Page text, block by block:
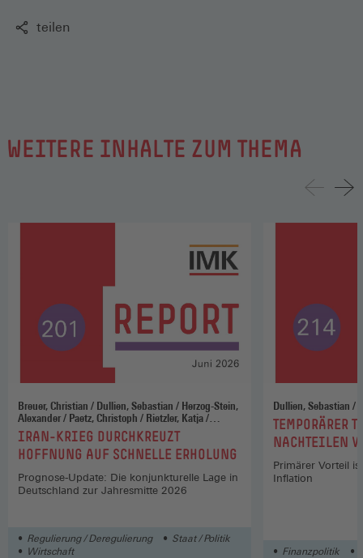
teilen
WEITERE INHALTE ZUM THEMA
Breuer, Christian / Dullien, Sebastian / Herzog-Stein,
Alexander / Paetz, Christoph / Rietzler, Katja /
Stephan, Sabine / Theobald, Thomas / Tober, Silke /
Watzka, Sebastian
:IRAN-KRIEG DURCHKREUZT
HOFFNUNG AUF SCHNELLE ERHOLUNG
Prognose-Update: Die konjunkturelle Lage in
Deutschland zur Jahresmitte 2026
Regulierung / Deregulierung
Staat / Politik
Wirtschaft
:
TEMPORÄRER
NACHTEILEN
Primärer Vorteil
Inflation
Finanzpolitik